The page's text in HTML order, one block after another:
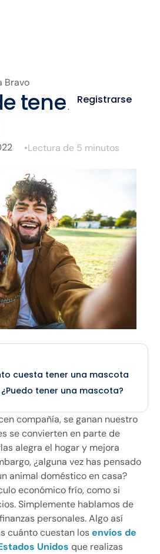
Registrarse
Bravo
tener una
•Lectura de 5 minutos
cuesta tener una mascota
tener una mascota?
compañía, se ganan nuestro
se convierten en parte de
alegra el hogar y mejora
¿alguna vez has pensado
animal doméstico en casa?
económico frío, como si
Simplemente hablamos de
personales. Algo así
cuánto cuestan losenvíos de
Unidos que realizas